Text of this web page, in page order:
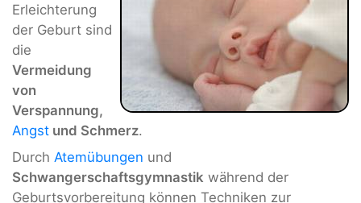
Erleichterung
der Geburt sind
die
Vermeidung
von
Verspannung,
Angst und Schmerz.
Durch Atemübungen und
Schwangerschaftsgymnastik während der
Geburtsvorbereitung können Techniken zur